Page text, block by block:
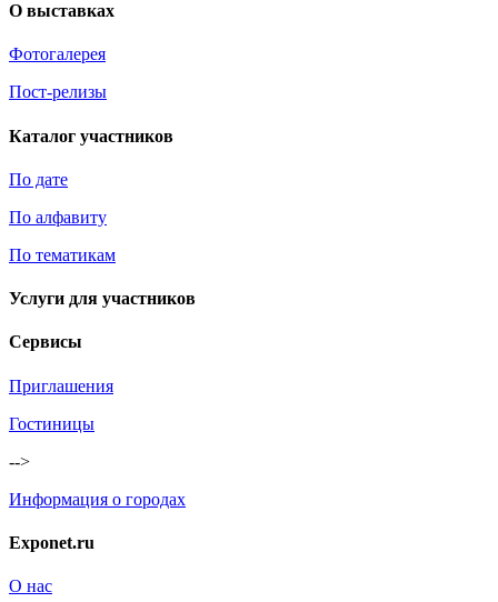
О выставках
Фотогалерея
Пост-релизы
Каталог участников
По дате
По алфавиту
По тематикам
Услуги для участников
Сервисы
Приглашения
Гостиницы
-->
Информация о городах
Exponet.ru
О нас